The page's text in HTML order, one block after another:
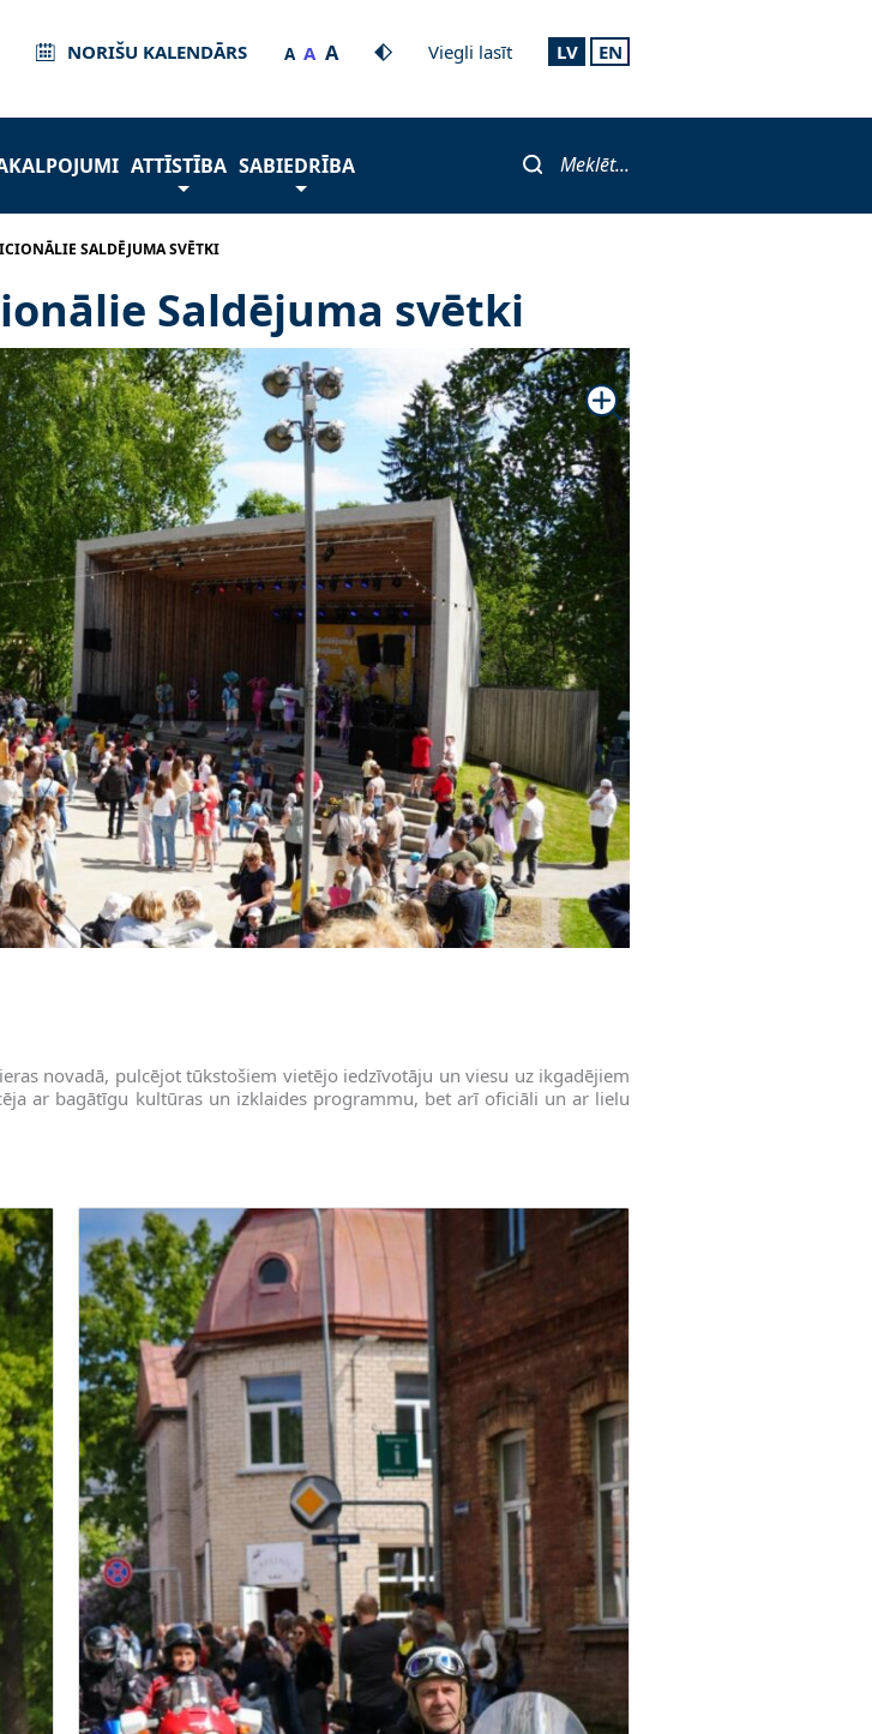
NORIŠU KALENDĀRS A A A Viegli lasīt LV EN
ATTĪSTĪBA SABIEDRĪBA Meklēt...
SALDĒJUMA SVĒTKI
Saldējuma svētki
novadā, pulcējot tūkstošiem vietējo iedzīvotāju un viesu uz ikgadējiem
ar bagātīgu kultūras un izklaides programmu, bet arī oficiāli un ar lielu